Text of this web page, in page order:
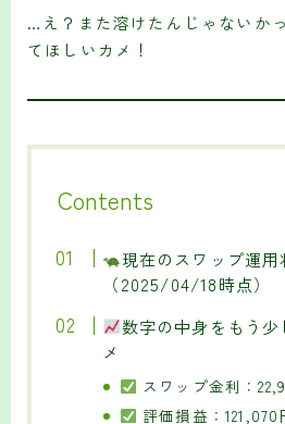
…え？また溶けたんじゃないか
てほしいカメ！
Contents
現在のスワップ運用
（2025/04/18時点）
数字の中身をもう
メ
スワップ金利：
評価損益：121,070